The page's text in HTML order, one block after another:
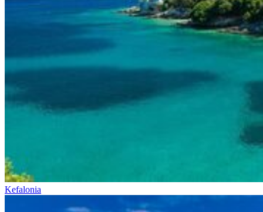
Kefalonia